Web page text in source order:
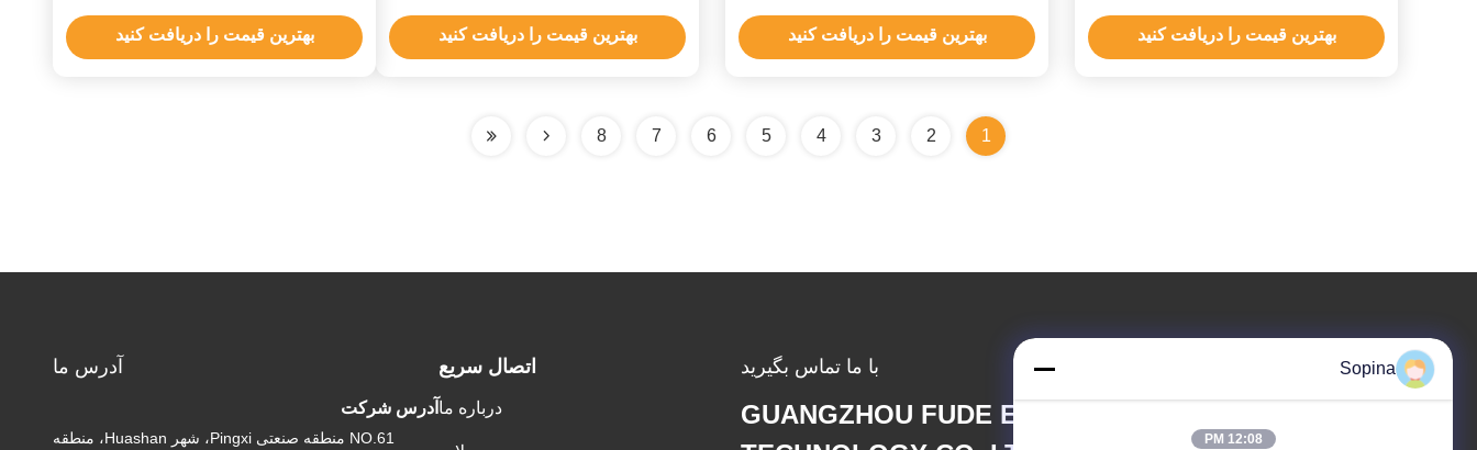
قطبی
بهترین قیمت را دریافت کنید
با گواهینامه
بهترین قیمت را دریافت کنید
RoHS
بهترین قیمت را دریافت کنید
بهترین قیمت را دریافت کنید
1
2
3
4
5
6
7
8
با ما تماس بگیرید
GUANGZHOU FUDE ELECTRONIC
اتصال سریع
درباره ما
آدرس ما
آدرس شرکت
NO.61 منطقه صنعتی Pingxi، شهر Huashan، منطقه
Sopina
12:08 PM